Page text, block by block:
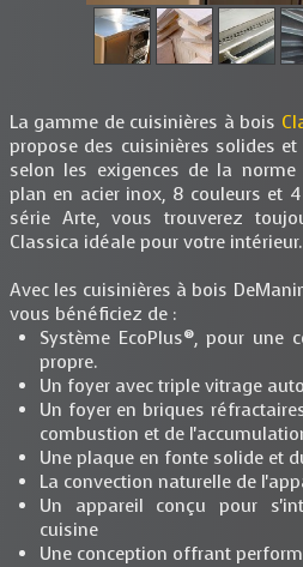
La gamme de cuisinières à bois
propose des cuisinières solides
selon les exigences de la norme
plan en acier inox, 8 couleurs et
série Arte, vous trouverez
Classica idéale pour votre intérieur.
Avec les cuisinières à bois
vous bénéficiez de :
Système EcoPlus®, pour une
propre.
Un foyer avec triple vitrage
Un foyer en briques
combustion et de
Une plaque en fonte solide et
La convection naturelle de
Un appareil conçu pour
cuisine
Une conception offrant